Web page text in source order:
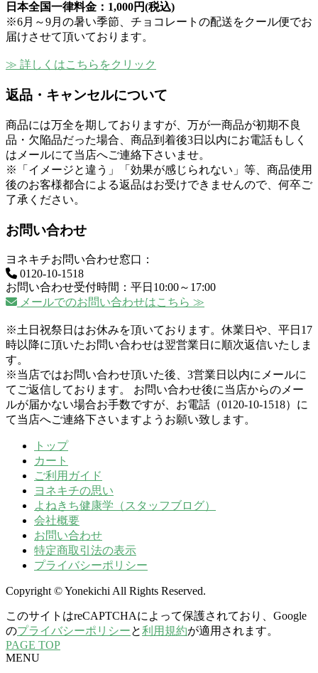
日本全国一律料金： 1,000円(税込)
※6月～9月の暑い季節、チョコレートの配送をクール便でお
届けさせて頂いております。
≫ 詳しくはこちらをクリック
返品・キャンセルについて
商品には万全を期しておりますが、万が一商品が初期不良
品・欠陥品だった場合、商品到着後3日以内にお電話もしく
はメールにて当店へご連絡下さいませ。
※「イメージと違う」「効果が感じられない」等、商品使用
後のお客様都合による返品はお受けできませんので、何卒ご
了承ください。
お問い合わせ
ヨネキチお問い合わせ窓口：
0120-10-1518
お問い合わせ受付時間：平日10:00～17:00
メールでのお問い合わせはこちら ≫
※土日祝祭日はお休みを頂いております。休業日や、平日17
時以降に頂いたお問い合わせは翌営業日に順次返信いたしま
す。
※当店ではお問い合わせ頂いた後、3営業日以内にメールに
てご返信しております。 お問い合わせ後に当店からのメー
ルが届かない場合お手数ですが、お電話（0120-10-1518）に
て当店へご連絡下さいますようお願い致します。
トップ
カート
ご利用ガイド
ヨネキチの思い
よねきち健康学（スタッフブログ）
会社概要
お問い合わせ
特定商取引法の表示
プライバシーポリシー
Copyright © Yonekichi All Rights Reserved.
このサイトはreCAPTCHAによって保護されており、Google
のプライバシーポリシーと利用規約が適用されます。
PAGE TOP
MENU